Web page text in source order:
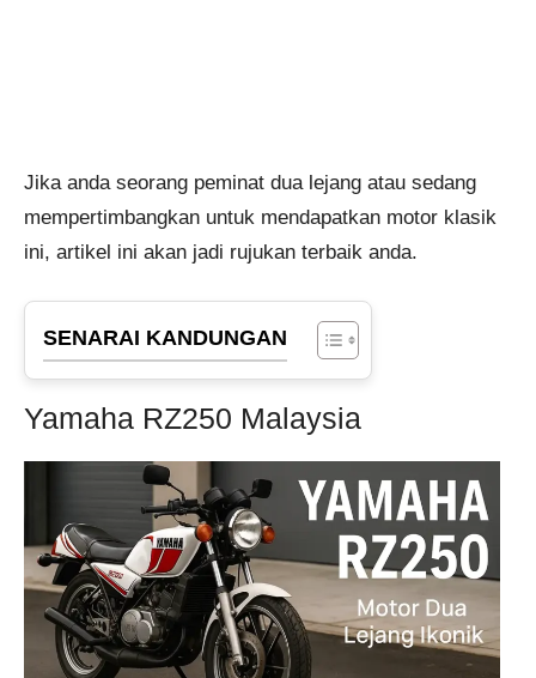
Jika anda seorang peminat dua lejang atau sedang
mempertimbangkan untuk mendapatkan motor klasik
ini, artikel ini akan jadi rujukan terbaik anda.
SENARAI KANDUNGAN
Yamaha RZ250 Malaysia